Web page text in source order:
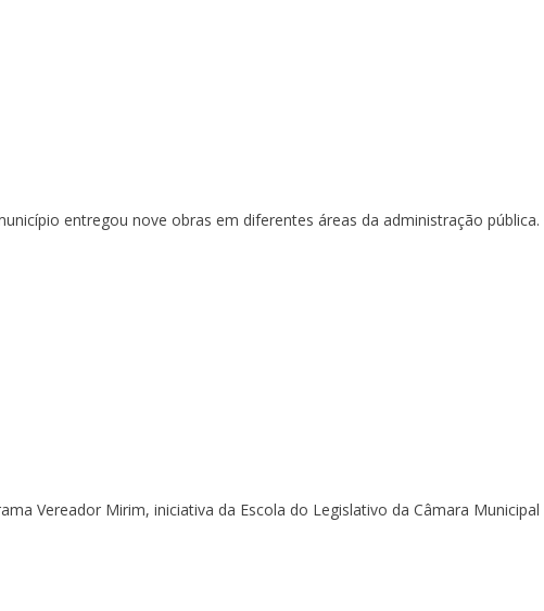
entregou nove obras em diferentes áreas da administração
Vereador Mirim, iniciativa da Escola do Legislativo da Câmara